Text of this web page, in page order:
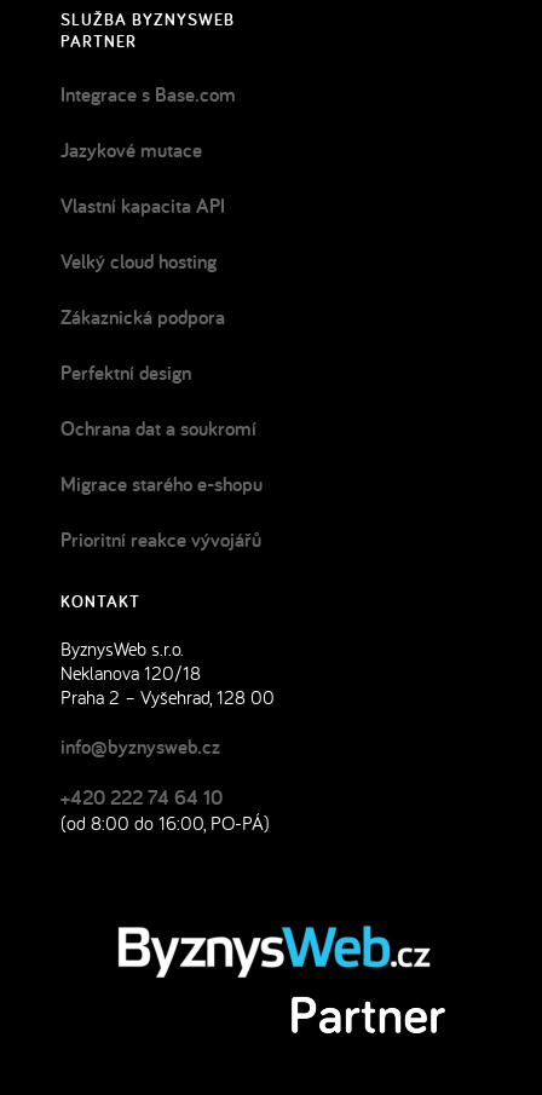
SLUŽBA BYZNYSWEB
PARTNER
Integrace s Base.com
Jazykové mutace
Vlastní kapacita API
Velký cloud hosting
Zákaznická podpora
Perfektní design
Ochrana dat a soukromí
Migrace starého e-shopu
Prioritní reakce vývojářů
KONTAKT
ByznysWeb s.r.o.
Neklanova 120/18
Praha 2 – Vyšehrad, 128 00
info@byznysweb.cz
+420 222 74 64 10
(od 8:00 do 16:00, PO-PÁ)